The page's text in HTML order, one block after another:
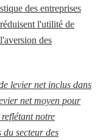
des entreprises
l'utilité de
des
levier net inclus dans
net moyen pour
notre
secteur des